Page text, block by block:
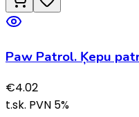
Paw Patrol. Ķepu
€4.02
t.sk. PVN 5%